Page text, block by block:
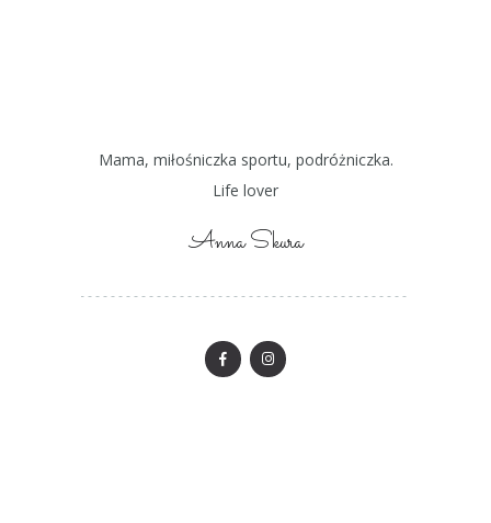
Mama, miłośniczka sportu, podróżniczka.
Life lover
Anna Skura